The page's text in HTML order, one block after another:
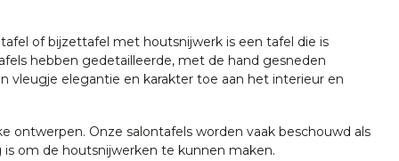
of bijzettafel met houtsnijwerk is een tafel die is
hebben gedetailleerde, met de hand gesneden
elegantie en karakter toe aan het interieur en
Onze salontafels worden vaak beschouwd als
om de houtsnijwerken te kunnen maken.